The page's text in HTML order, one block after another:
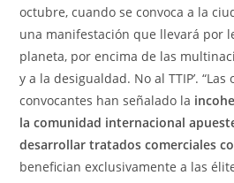
octubre, cuando se convoca a la
una manifestación que llevará por
planeta, por encima de las
y a la desigualdad. No al TTIP’.
convocantes han señalado la
la comunidad internacional
desarrollar tratados comerciales
benefician exclusivamente a las